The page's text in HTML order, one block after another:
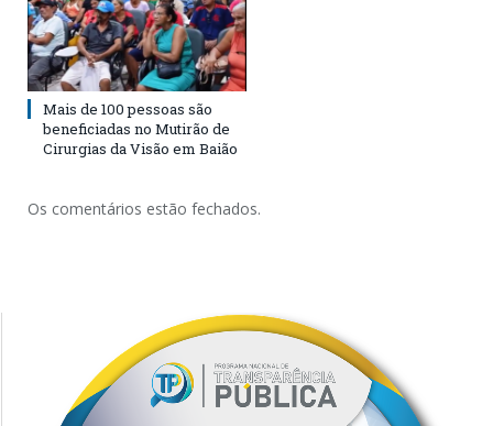
Mais de 100 pessoas são
beneficiadas no Mutirão de
Cirurgias da Visão em Baião
Os comentários estão fechados.